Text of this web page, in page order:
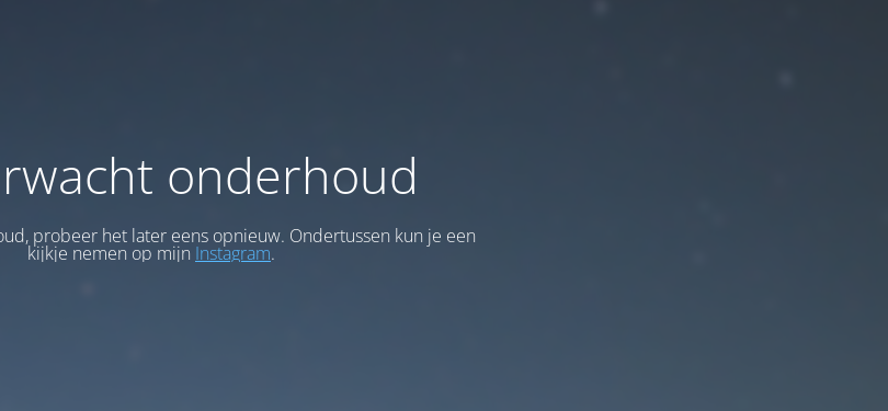
onderhoud
probeer het later eens opnieuw. Ondertussen kun je een
kijkje nemen op mijn Instagram.